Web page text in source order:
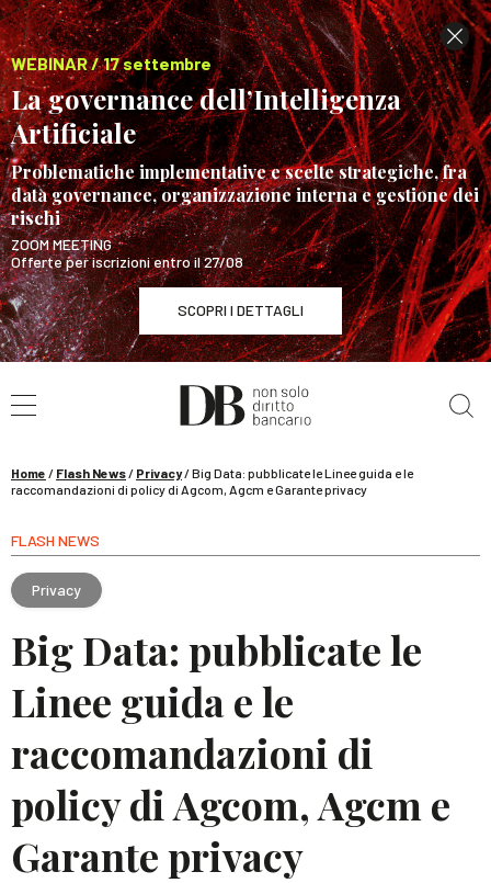
WEBINAR / 17 settembre
La governance dell’Intelligenza
Artificiale
Problematiche implementative e scelte strategiche, fra
data governance, organizzazione interna e gestione dei
rischi
ZOOM MEETING
Offerte per iscrizioni entro il 27/08
SCOPRI I DETTAGLI
WEBINAR / 17 settembre
La governance dell’Intelligenza Artificiale
Home / Flash News/ Privacy/Big Data: pubblicate le Linee guida e le
raccomandazioni di policy di Agcom, Agcm e Garante privacy
FLASH NEWS
Privacy
Big Data: pubblicate le
Linee guida e le
raccomandazioni di
policy di Agcom, Agcm e
Garante privacy